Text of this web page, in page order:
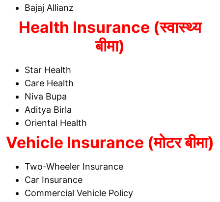
Bajaj Allianz
Health Insurance (स्वास्थ्य
बीमा)
Star Health
Care Health
Niva Bupa
Aditya Birla
Oriental Health
Vehicle Insurance (मोटर बीमा)
Two-Wheeler Insurance
Car Insurance
Commercial Vehicle Policy